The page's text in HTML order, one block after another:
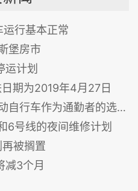
行基本正常
堡房市
运计划
期为2019年4月27日
行车作为通勤者的选择
6号线的夜间维修计划
被搁置
减3个月